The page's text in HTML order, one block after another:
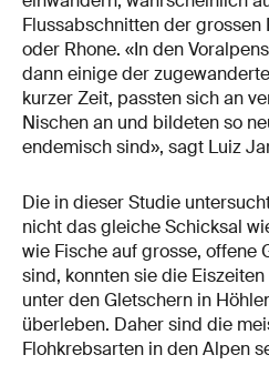
Flussabschnitten der grossen
oder Rhone. «In den
dann einige der
kurzer Zeit, passten sich an
Nischen an und bildeten so
endemisch sind», sagt Luiz
Die in dieser Studie
nicht das gleiche Schicksal
wie Fische auf grosse, offene
sind, konnten sie die
unter den Gletschern in
überleben. Daher sind die
Flohkrebsarten in den Alpen